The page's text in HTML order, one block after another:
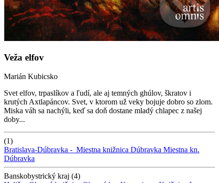
Veža elfov
Marián Kubicsko
Svet elfov, trpaslíkov a ľudí, ale aj temných ghúlov, škratov i
krutých Axtlapáncov. Svet, v ktorom už veky bojuje dobro so zlom.
Miska váh sa nachýli, keď sa doň dostane mladý chlapec z našej
doby...
(1)
Bratislava-Dúbravka - Miestna knižnica Dúbravka Miestna kn.
Dúbravka
Banskobystrický kraj (4)